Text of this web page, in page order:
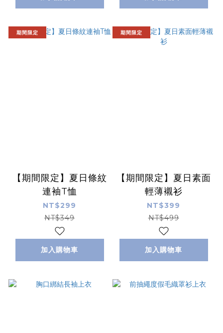
期間限定
【期間限定】夏日條紋
連袖T恤
NT$299
NT$349
加入購物車
期間限定
【期間限定】夏日素面
輕薄襯衫
NT$399
NT$499
加入購物車